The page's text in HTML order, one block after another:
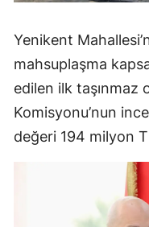
Yenikent
mahsuplaşma
edilen ilk taşınmaz
Komisyonu’nun
değeri 194 milyon